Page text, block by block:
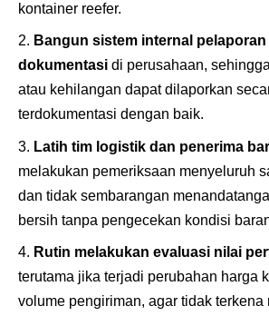
kontainer reefer.
Bangun sistem internal pelaporan
dokumentasi di perusahaan,
atau kehilangan dapat dilaporkan
terdokumentasi dengan baik.
Latih tim logistik dan penerima
melakukan pemeriksaan menyeluruh
dan tidak sembarangan
bersih tanpa pengecekan kondisi
Rutin melakukan evaluasi nilai
terutama jika terjadi perubahan harga
volume pengiriman, agar tidak terkena